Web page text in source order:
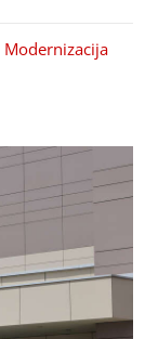
Modernizacija